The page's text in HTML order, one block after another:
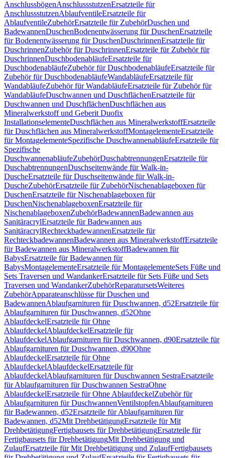
AnschlussbögenAnschlussstutzenErsatzteile für
AnschlussstutzenAblaufventileErsatzteile für
AblaufventileZubehörErsatzteile für ZubehörDuschen und
BadewannenDuschenBodenentwässerung für DuschenErsatzteile
für Bodenentwässerung für DuschenDuschrinnenErsatzteile für
DuschrinnenZubehör für DuschrinnenErsatzteile für Zubehör für
DuschrinnenDuschbodenabläufeErsatzteile für
DuschbodenabläufeZubehör für DuschbodenabläufeErsatzteile für
Zubehör für DuschbodenabläufeWandabläufeErsatzteile für
WandabläufeZubehör für WandabläufeErsatzteile für Zubehör für
WandabläufeDuschwannen und DuschflächenErsatzteile für
Duschwannen und DuschflächenDuschflächen aus
Mineralwerkstoff und Geberit Duofix
InstallationselementeDuschflächen aus MineralwerkstoffErsatzteile
für Duschflächen aus MineralwerkstoffMontagelementeErsatzteile
für MontagelementeSpezifische DuschwannenabläufeErsatzteile für
Spezifische
DuschwannenabläufeZubehörDuschabtrennungenErsatzteile für
DuschabtrennungenDuschseitenwände für Walk-in-
DuscheErsatzteile für Duschseitenwände für Walk-in-
DuscheZubehörErsatzteile für ZubehörNischenablageboxen für
DuschenErsatzteile für Nischenablageboxen für
DuschenNischenablageboxenErsatzteile für
NischenablageboxenZubehörBadewannenBadewannen aus
SanitäracrylErsatzteile für Badewannen aus
SanitäracrylRechteckbadewannenErsatzteile für
RechteckbadewannenBadewannen aus MineralwerkstoffErsatzteile
für Badewannen aus MineralwerkstoffBadewannen für
BabysErsatzteile für Badewannen für
BabysMontagelementeErsatzteile für MontagelementeSets Füße und
Sets Traversen und WandankerErsatzteile für Sets Füße und Sets
Traversen und WandankerZubehörReparatursetsWeiteres
ZubehörApparateanschlüsse für Duschen und
BadewannenAblaufgarnituren für Duschwannen, d52Ersatzteile für
Ablaufgarnituren für Duschwannen, d52Ohne
AblaufdeckelErsatzteile für Ohne
AblaufdeckelAblaufdeckelErsatzteile für
AblaufdeckelAblaufgarnituren für Duschwannen, d90Ersatzteile für
Ablaufgarnituren für Duschwannen, d90Ohne
AblaufdeckelErsatzteile für Ohne
AblaufdeckelAblaufdeckelErsatzteile für
AblaufdeckelAblaufgarnituren für Duschwannen SestraErsatzteile
für Ablaufgarnituren für Duschwannen SestraOhne
AblaufdeckelErsatzteile für Ohne AblaufdeckelZubehör für
Ablaufgarnituren für DuschwannenVentilstopfenAblaufgarnituren
für Badewannen, d52Ersatzteile für Ablaufgarnituren für
Badewannen, d52Mit DrehbetätigungErsatzteile für Mit
DrehbetätigungFertigbausets für DrehbetätigungErsatzteile für
Fertigbausets für DrehbetätigungMit Drehbetätigung und
ZulaufErsatzteile für Mit Drehbetätigung und ZulaufFertigbausets